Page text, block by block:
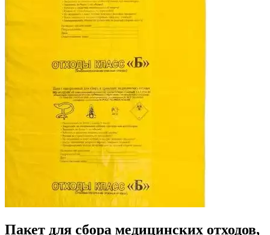
Пакет для сбора медицинских отходов,